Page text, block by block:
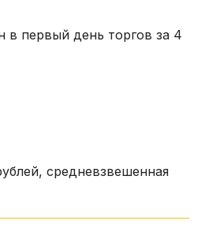
первый день торгов за 4
средневзвешенная